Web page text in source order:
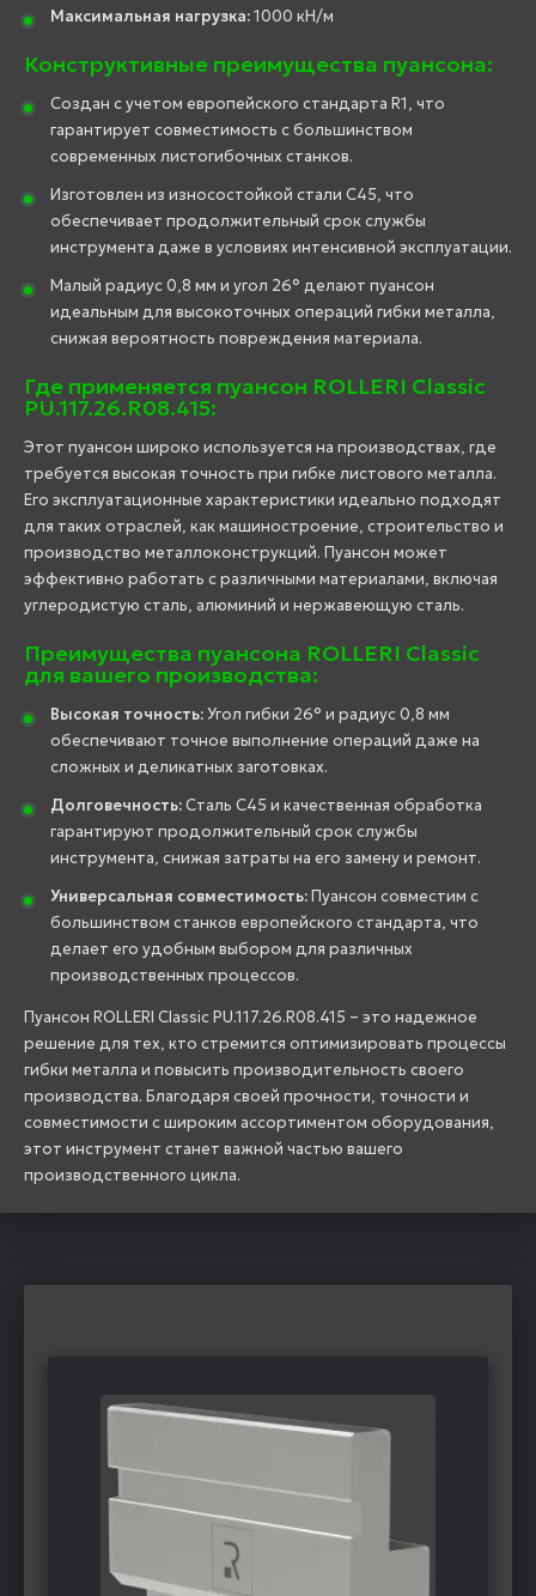
Максимальная нагрузка:1000 кН/м
Конструктивные преимущества пуансона:
Создан с учетом европейского стандарта R1, что
гарантирует совместимость с большинством
современных листогибочных станков.
Изготовлен из износостойкой стали C45, что
обеспечивает продолжительный срок службы
инструмента даже в условиях интенсивной эксплуатации.
Малый радиус 0,8 мм и угол 26° делают пуансон
идеальным для высокоточных операций гибки металла,
снижая вероятность повреждения материала.
Где применяется пуансон ROLLERI Classic
PU.117.26.R08.415:
Этот пуансон широко используется на производствах, где
требуется высокая точность при гибке листового металла.
Его эксплуатационные характеристики идеально подходят
для таких отраслей, как машиностроение, строительство и
производство металлоконструкций. Пуансон может
эффективно работать с различными материалами, включая
углеродистую сталь, алюминий и нержавеющую сталь.
Преимущества пуансона ROLLERI Classic
для вашего производства:
Высокая точность:Угол гибки 26° и радиус 0,8 мм
обеспечивают точное выполнение операций даже на
сложных и деликатных заготовках.
Долговечность:Сталь C45 и качественная обработка
гарантируют продолжительный срок службы
инструмента, снижая затраты на его замену и ремонт.
Универсальная совместимость:Пуансон совместим с
большинством станков европейского стандарта, что
делает его удобным выбором для различных
производственных процессов.
Пуансон ROLLERI Classic PU.117.26.R08.415 – это надежное
решение для тех, кто стремится оптимизировать процессы
гибки металла и повысить производительность своего
производства. Благодаря своей прочности, точности и
совместимости с широким ассортиментом оборудования,
этот инструмент станет важной частью вашего
производственного цикла.